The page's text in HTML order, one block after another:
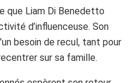
que Liam Di Benedetto
d’influenceuse. Son
besoin de recul, tant pour
sur sa famille.